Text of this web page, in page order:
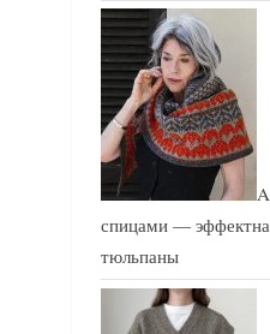
спицами —
тюльпаны